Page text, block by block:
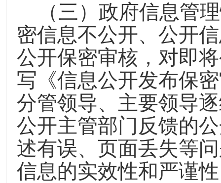
（三）政府信息管
密信息不公开、公开
公开保密审核，对即
写《信息公开发布保
分管领导、主要领导
公开主管部门反馈的
述有误、页面丢失等
信息的实效性和严谨